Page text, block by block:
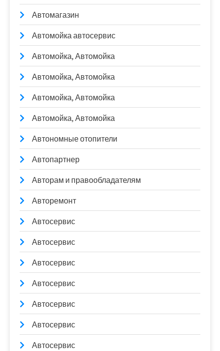
Автомагазин
Автомойка автосервис
Автомойка, Автомойка
Автомойка, Автомойка
Автомойка, Автомойка
Автомойка, Автомойка
Автономные отопители
Автопартнер
Авторам и правообладателям
Авторемонт
Автосервис
Автосервис
Автосервис
Автосервис
Автосервис
Автосервис
Автосервис